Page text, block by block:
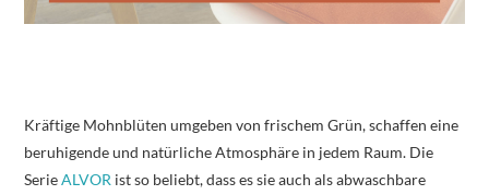
Kräftige Mohnblüten umgeben von frischem Grün, schaffen eine
beruhigende und natürliche Atmosphäre in jedem Raum. Die
SerieALVOR ist so beliebt, dass es sie auch als abwaschbare